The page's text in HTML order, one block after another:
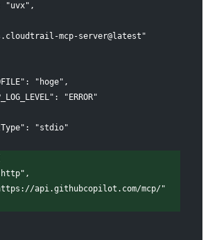
"uvx",
mcp-server@latest"
"hoge",
"ERROR"
"stdio"
api.githubcopilot.com/mcp/"